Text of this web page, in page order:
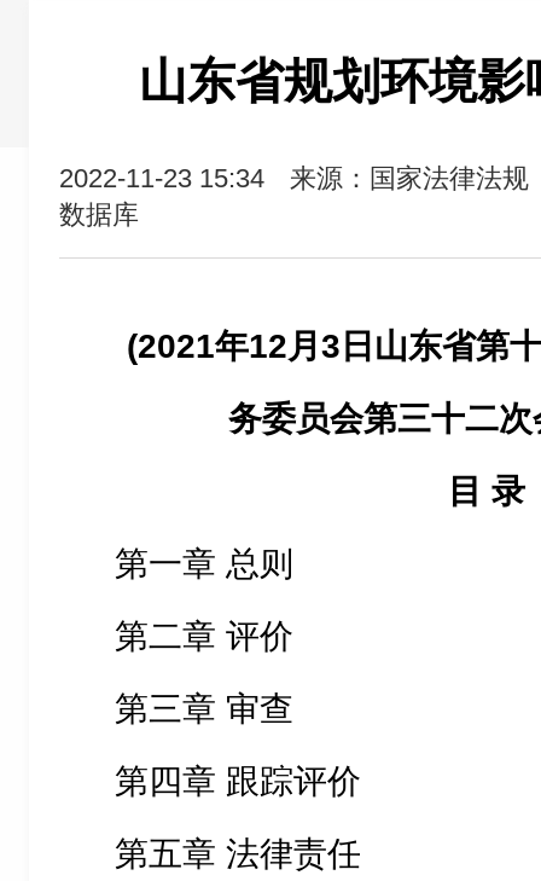
山东省规划环境
2022-11-23 15:34
来源：国家法律法规
数据库
(2021年12月3日山东省第
务委员会第三十二
目 录
第一章 总则
第二章 评价
第三章 审查
第四章 跟踪评价
第五章 法律责任